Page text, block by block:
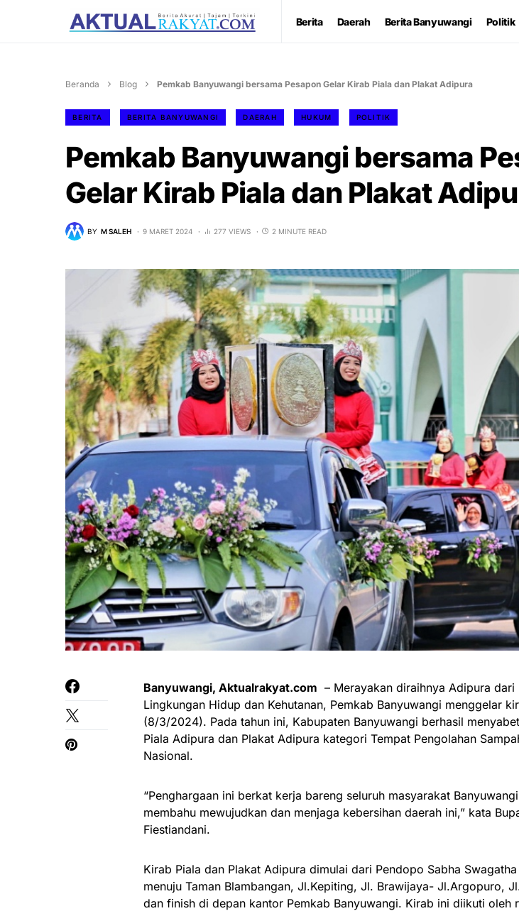
Berita Daerah Berita Banyuwangi Politik
Beranda Blog Pemkab Banyuwangi bersama Pesapon Gelar Kirab Piala dan Plakat Adipura
BERITA BERITA BANYUWANGI DAERAH HUKUM POLITIK
Pemkab Banyuwangi bersama
Gelar Kirab Piala dan Plakat
BY M SALEH 9 MARET 2024 277 VIEWS 2 MINUTE READ
Banyuwangi, Aktualrakyat.com – Merayakan diraihnya Adipura dari
Lingkungan Hidup dan Kehutanan, Pemkab Banyuwangi menggelar
(8/3/2024). Pada tahun ini, Kabupaten Banyuwangi berhasil
Piala Adipura dan Plakat Adipura kategori Tempat Pengolahan
Nasional.
“Penghargaan ini berkat kerja bareng seluruh masyarakat
membahu mewujudkan dan menjaga kebersihan daerah ini,” kata
Fiestiandani.
Kirab Piala dan Plakat Adipura dimulai dari Pendopo Sabha
menuju Taman Blambangan, Jl.Kepiting, Jl. Brawijaya- Jl.Argopuro,
dan finish di depan kantor Pemkab Banyuwangi. Kirab ini diikuti oleh